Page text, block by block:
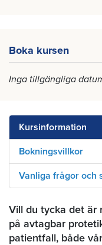
Boka kursen
Inga tillgängliga
Kursinformation
Bokningsvillkor
Vanliga frågor och
Vill du tycka det är
på avtagbar
patientfall, både